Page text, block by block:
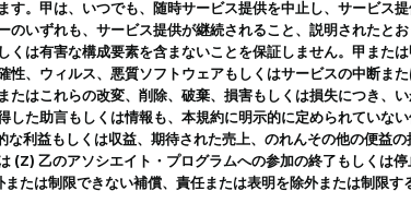
。甲は、いつでも、随時サービス提供を中止し、サービス
のいずれも、サービス提供が継続されること、説明されたと
くは有害な構成要素を含まないことを保証しません。甲また
性、ウィルス、悪質ソフトウェアもしくはサービスの中断ま
たはこれらの改変、削除、破棄、損害もしくは損失につき、
した助言もしくは情報も、本規約に明示的に定められていな
な利益もしくは収益、期待された売上、のれんその他の便益
(Z) 乙のアソシエイト・プログラムへの参加の終了もしくは
たは制限できない補償、責任または表明を除外または制限す